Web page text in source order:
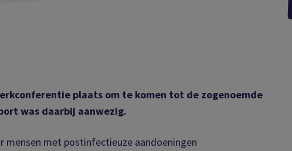
plaats om te komen tot de zogenoemde
was daarbij aanwezig.
mensen met postinfectieuze aandoeningen